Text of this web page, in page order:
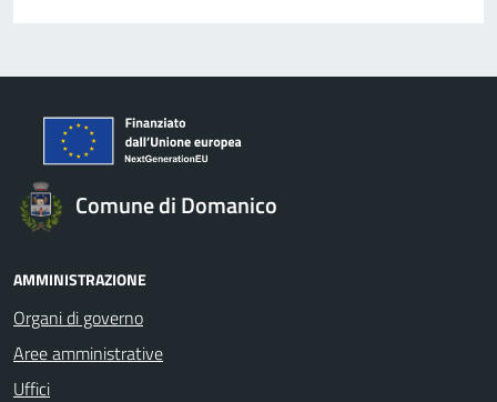
Comune di Domanico
AMMINISTRAZIONE
Organi di governo
Aree amministrative
Uffici